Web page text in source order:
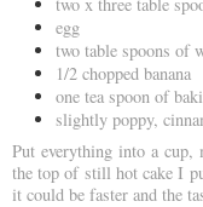
two x three table
egg
two table spoons of
1/2 chopped banana
one tea spoon of
slightly poppy,
Put everything into a cup,
the top of still hot cake I
it could be faster and the